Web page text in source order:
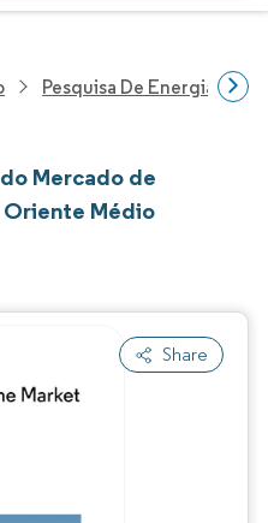
Pesquisa De Energia E
Mercado de
Médio
Share